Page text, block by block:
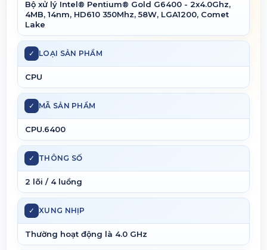
Bộ xử lý Intel® Pentium® Gold G6400 - 2x4.0Ghz,
4MB, 14nm, HD610 350Mhz, 58W, LGA1200, Comet
Lake
✓ LOẠI SẢN PHẨM
CPU
✓ MÃ SẢN PHẨM
CPU.6400
✓ THÔNG SỐ
2 lõi / 4 luồng
✓ XUNG NHỊP
Thường hoạt động là 4.0 GHz